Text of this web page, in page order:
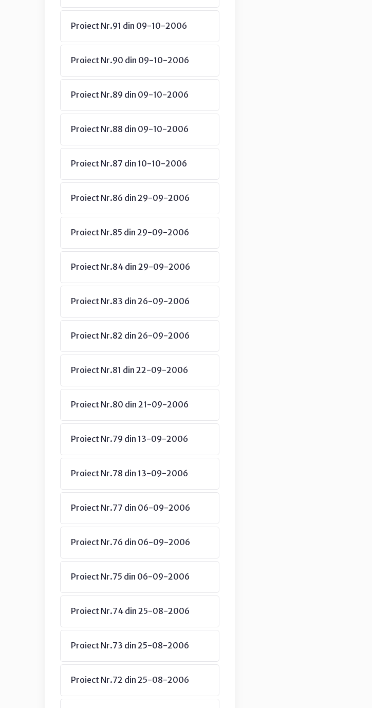
Proiect Nr.91 din 09-10-2006
Proiect Nr.90 din 09-10-2006
Proiect Nr.89 din 09-10-2006
Proiect Nr.88 din 09-10-2006
Proiect Nr.87 din 10-10-2006
Proiect Nr.86 din 29-09-2006
Proiect Nr.85 din 29-09-2006
Proiect Nr.84 din 29-09-2006
Proiect Nr.83 din 26-09-2006
Proiect Nr.82 din 26-09-2006
Proiect Nr.81 din 22-09-2006
Proiect Nr.80 din 21-09-2006
Proiect Nr.79 din 13-09-2006
Proiect Nr.78 din 13-09-2006
Proiect Nr.77 din 06-09-2006
Proiect Nr.76 din 06-09-2006
Proiect Nr.75 din 06-09-2006
Proiect Nr.74 din 25-08-2006
Proiect Nr.73 din 25-08-2006
Proiect Nr.72 din 25-08-2006